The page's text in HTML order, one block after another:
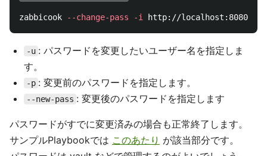
zabbicook --change-pass -i http://localhost:8080/
-u : パスワードを変更したいユーザー名を指定しま
す。
-p : 変更前のパスワードを指定します。
--new-pass : 変更後のパスワードを指定します
パスワードがすでに変更済みの場合も正常終了します。
サンプルPlaybookでは このあたり が該当部分です。